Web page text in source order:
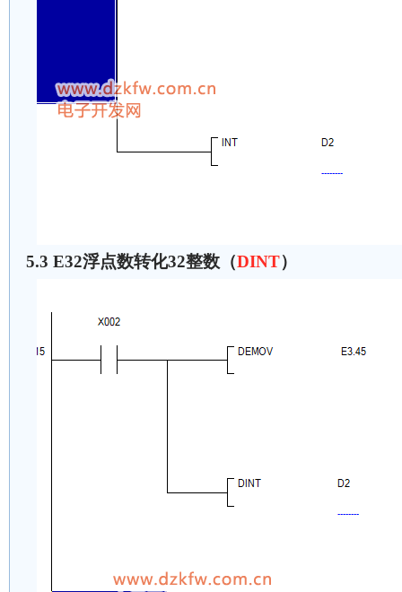
5.3 E32浮点数转化32整数（DINT）